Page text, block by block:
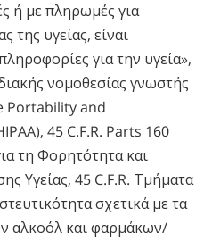
ή με πληρωμές για
της υγείας, είναι
για την υγεία»,
νομοθεσίας γνωστής
Portability and
45 C.F.R. Parts 160
τη Φορητότητα και
Υγείας, 45 C.F.R. Τμήματα
σχετικά με τα
αλκοόλ και φαρμάκων/